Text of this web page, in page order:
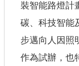
裝智能路燈計
碳、科技智能
步邁向人因照
作為試辦，也